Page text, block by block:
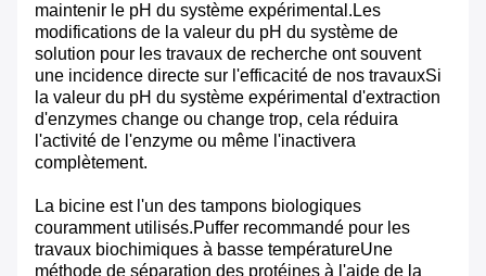
maintenir le pH du système expérimental.Les
modifications de la valeur du pH du système de
solution pour les travaux de recherche ont souvent
une incidence directe sur l'efficacité de nos travauxSi
la valeur du pH du système expérimental d'extraction
d'enzymes change ou change trop, cela réduira
l'activité de l'enzyme ou même l'inactivera
complètement.
La bicine est l'un des tampons biologiques
couramment utilisés.Puffer recommandé pour les
travaux biochimiques à basse températureUne
méthode de séparation des protéines à l'aide de la